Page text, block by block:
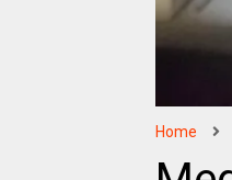
Home